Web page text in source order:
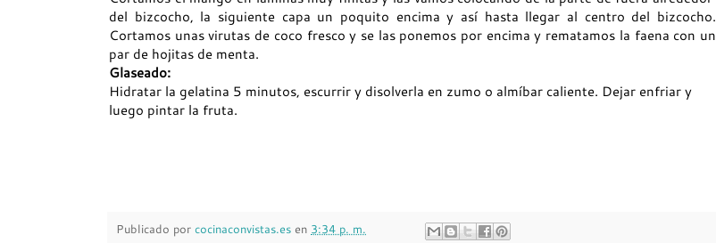
del bizcocho, la siguiente capa un poquito encima y así hasta llegar al centro del bizcocho.
Cortamos unas virutas de coco fresco y se las ponemos por encima y rematamos la faena con un
par de hojitas de menta.
Glaseado:
Hidratar la gelatina 5 minutos, escurrir y disolverla en zumo o almíbar caliente. Dejar enfriar y
luego pintar la fruta.
Publicado por cocinaconvistas.es en 3:34 p. m.